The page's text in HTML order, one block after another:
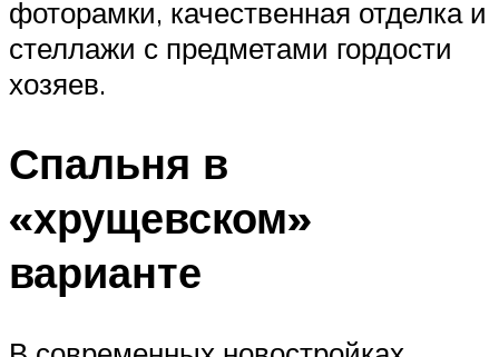
фоторамки, качественная отделка и
стеллажи с предметами гордости
хозяев.
Спальня в
«хрущевском»
варианте